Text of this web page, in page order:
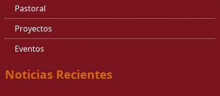
Pastoral
Proyectos
Eventos
Noticias Recientes